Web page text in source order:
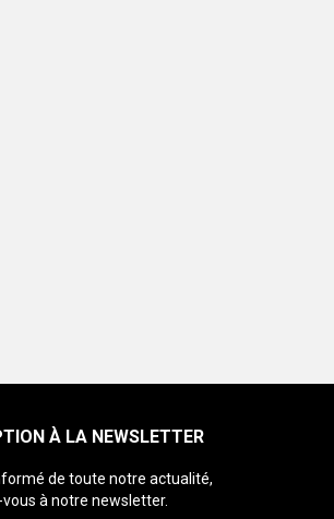
À LA NEWSLETTER
de toute notre actualité,
à notre newsletter.